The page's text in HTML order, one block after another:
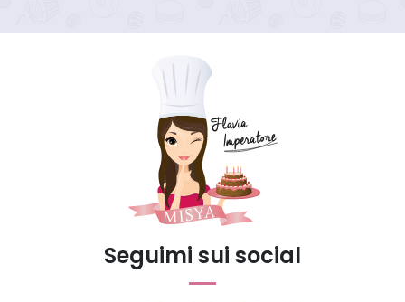
Seguimi sui social